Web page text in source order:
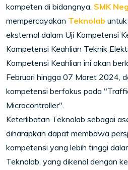
kompeten di bidangnya, SMK
mempercayakan Teknolab
eksternal dalam Uji Kompetensi
Kompetensi Keahlian Teknik
Kompetensi Keahlian ini akan
Februari hingga 07 Maret 2024,
kompetensi berfokus pada
Microcontroller".
Keterlibatan Teknolab sebagai
diharapkan dapat membawa
kompetensi yang lebih tinggi
Teknolab, yang dikenal dengan